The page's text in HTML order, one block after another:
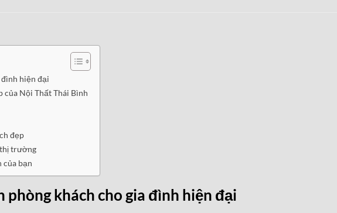
đình hiện đại
của Nội Thất Thái Bình
đẹp
trường
của bạn
phòng khách cho gia đình hiện đại